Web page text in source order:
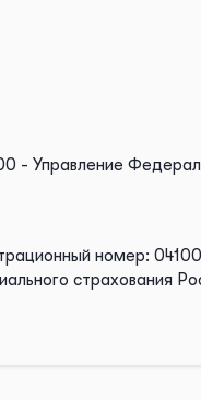
- Управление
номер:
страхования